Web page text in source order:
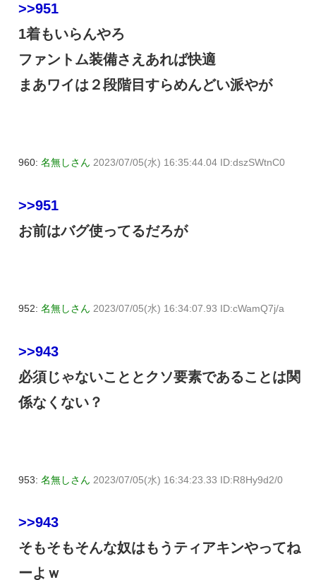
>>951
1着もいらんやろ
ファントム装備さえあれば快適
まあワイは２段階目すらめんどい派やが
960: 名無しさん 2023/07/05(水) 16:35:44.04 ID:dszSWtnC0
>>951
お前はバグ使ってるだろが
952: 名無しさん 2023/07/05(水) 16:34:07.93 ID:cWamQ7j/a
>>943
必須じゃないこととクソ要素であることは関
係なくない？
953: 名無しさん 2023/07/05(水) 16:34:23.33 ID:R8Hy9d2/0
>>943
そもそもそんな奴はもうティアキンやってね
ーよｗ